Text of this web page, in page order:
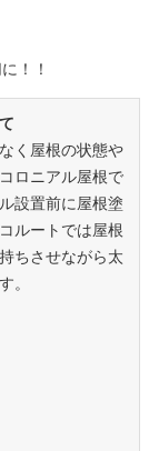
！！
く屋根の状態や
ロニアル屋根で
設置前に屋根塗
ルートでは屋根
ちさせながら太
。